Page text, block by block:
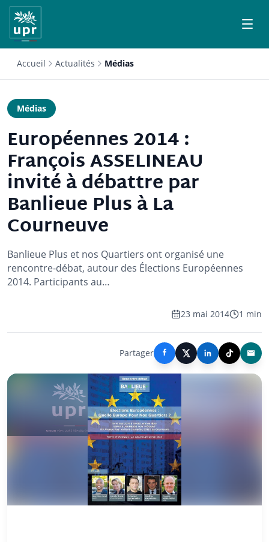
Accueil Actualités Médias
Médias
Européennes 2014 :
François ASSELINEAU
invité à débattre par
Banlieue Plus à La
Courneuve
Banlieue Plus et nos Quartiers ont organisé une
rencontre-débat, autour des Élections Européennes
2014. Participants au…
23 mai 2014 1 min
Partager